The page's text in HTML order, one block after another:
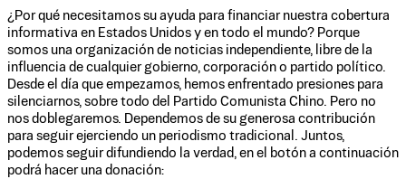
¿Por qué necesitamos su ayuda para financiar nuestra cobertura
informativa en Estados Unidos y en todo el mundo? Porque
somos una organización de noticias independiente, libre de la
influencia de cualquier gobierno, corporación o partido político.
Desde el día que empezamos, hemos enfrentado presiones para
silenciarnos, sobre todo del Partido Comunista Chino. Pero no
nos doblegaremos. Dependemos de su generosa contribución
para seguir ejerciendo un periodismo tradicional. Juntos,
podemos seguir difundiendo la verdad, en el botón a continuación
podrá hacer una donación: